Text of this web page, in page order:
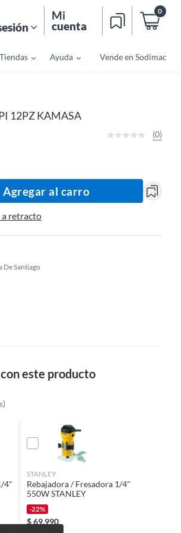
Mi
cuenta
0
Tiendas Ayuda Vende en Sodimac
12PZ KAMASA
(0)
Agregar al carro
a retracto
Santiago
este producto
4"
STANLEY
Rebajadora / Fresadora 1/4"
550W STANLEY
-22%
$69.990